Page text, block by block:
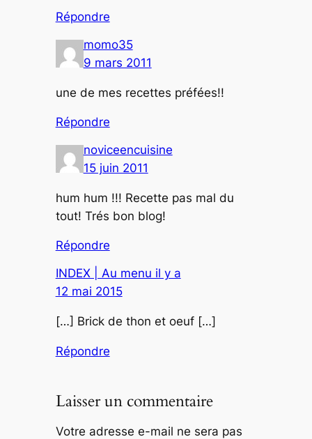
Répondre
momo35
9 mars 2011
une de mes recettes préfées!!
Répondre
noviceencuisine
15 juin 2011
hum hum !!! Recette pas mal du
tout! Trés bon blog!
Répondre
INDEX | Au menu il y a
12 mai 2015
[…] Brick de thon et oeuf […]
Répondre
Laisser un commentaire
Votre adresse e-mail ne sera pas